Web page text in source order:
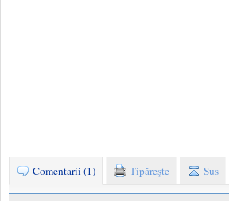
Comentarii (1) Tipăreşte Sus